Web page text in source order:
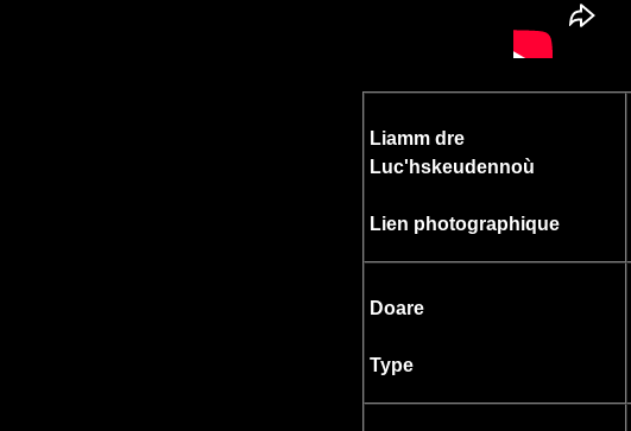
Liamm dre
Luc'hskeudennoù
Lien photographique
Doare
Type